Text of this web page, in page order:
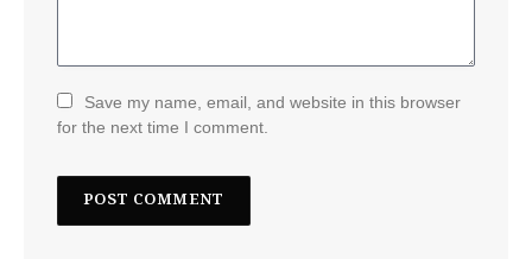
Save my name, email, and website in this browser
for the next time I comment.